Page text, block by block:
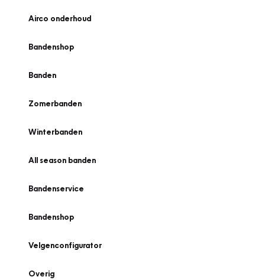
Airco onderhoud
Bandenshop
Banden
Zomerbanden
Winterbanden
All season banden
Bandenservice
Bandenshop
Velgenconfigurator
Overig